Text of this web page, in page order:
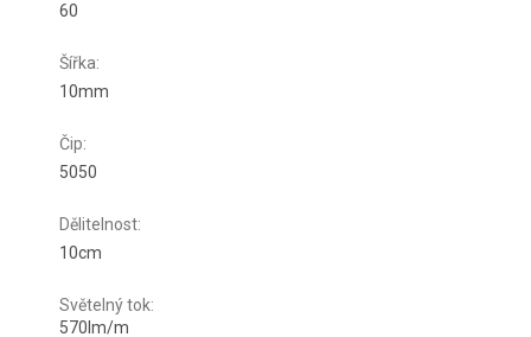
60
Šířka:
10mm
Čip:
5050
Dělitelnost:
10cm
Světelný tok:
570lm/m